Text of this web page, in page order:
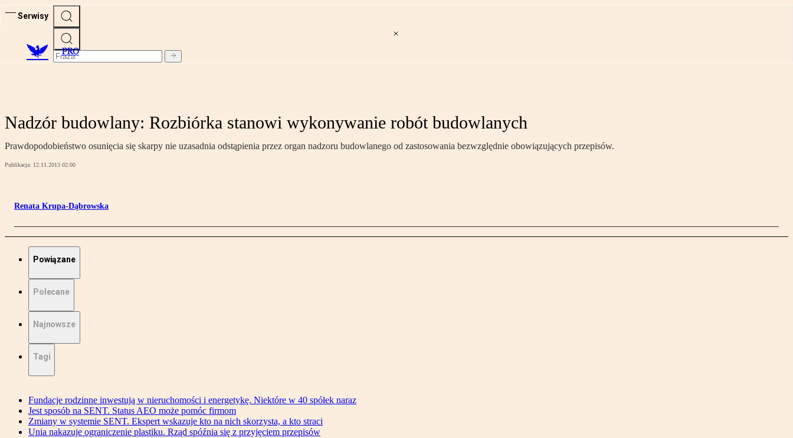
Serwisy
PRO
Nadzór budowlany: Rozbiórka stanowi wykonywanie robót budowlanych
Prawdopodobieństwo osunięcia się skarpy nie uzasadnia odstąpienia przez organ nadzoru budowlanego od zastosowania bezwzględnie obowiązujących przepisów.
Publikacja: 12.11.2013 02:00
Renata Krupa-Dąbrowska
Powiązane
Polecane
Najnowsze
Tagi
Fundacje rodzinne inwestują w nieruchomości i energetykę. Niektóre w 40 spółek naraz
Jest sposób na SENT. Status AEO może pomóc firmom
Zmiany w systemie SENT. Ekspert wskazuje kto na nich skorzysta, a kto straci
Unia nakazuje ograniczenie plastiku. Rząd spóźnia się z przyjęciem przepisów